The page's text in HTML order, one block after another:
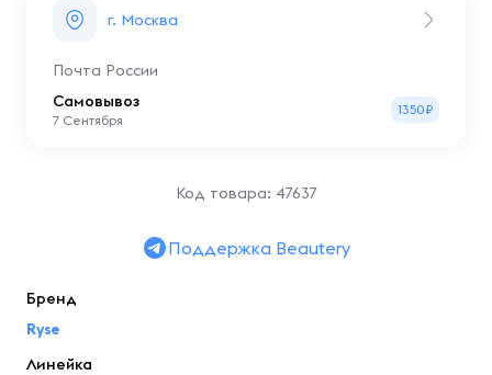
г. Москва
Почта России
Самовывоз
7 Сентября
1350₽
Код товара: 47637
Поддержка Beautery
Бренд
Ryse
Линейка